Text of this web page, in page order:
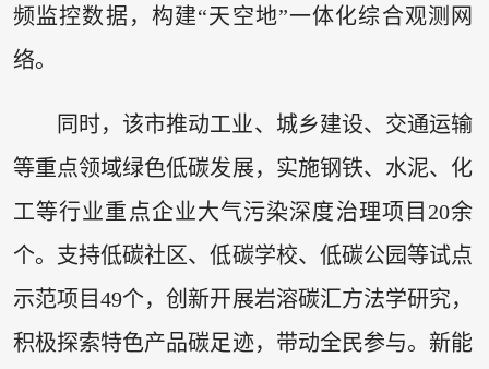
频监控数据，构建“天空地”一体化综合观测网
络。
同时，该市推动工业、城乡建设、交通运输
等重点领域绿色低碳发展，实施钢铁、水泥、化
工等行业重点企业大气污染深度治理项目20余
个。支持低碳社区、低碳学校、低碳公园等试点
示范项目49个，创新开展岩溶碳汇方法学研究，
积极探索特色产品碳足迹，带动全民参与。新能